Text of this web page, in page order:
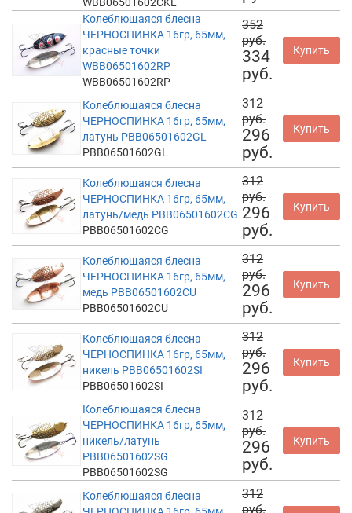
Колеблющаяся блесна
ЧЕРНОСПИНКА 16гр, 65мм,
красные точки
WBB06501602RP
WBB06501602RP
352
руб.
334
руб.
Купить
Колеблющаяся блесна
ЧЕРНОСПИНКА 16гр, 65мм,
латунь PBB06501602GL
PBB06501602GL
312
руб.
296
руб.
Купить
Колеблющаяся блесна
ЧЕРНОСПИНКА 16гр, 65мм,
латунь/медь PBB06501602CG
PBB06501602CG
312
руб.
296
руб.
Купить
Колеблющаяся блесна
ЧЕРНОСПИНКА 16гр, 65мм,
медь PBB06501602CU
PBB06501602CU
312
руб.
296
руб.
Купить
Колеблющаяся блесна
ЧЕРНОСПИНКА 16гр, 65мм,
никель PBB06501602SI
PBB06501602SI
312
руб.
296
руб.
Купить
Колеблющаяся блесна
ЧЕРНОСПИНКА 16гр, 65мм,
никель/латунь
PBB06501602SG
PBB06501602SG
312
руб.
296
руб.
Купить
Колеблющаяся блесна
312
руб.